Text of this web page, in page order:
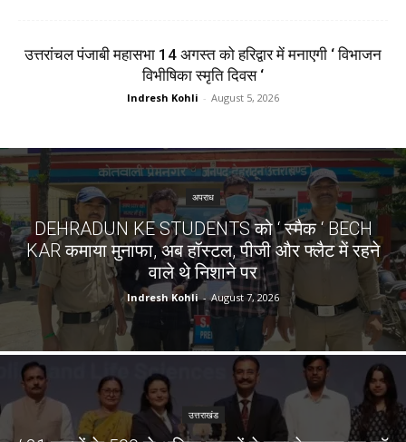
उत्तरांचल पंजाबी महासभा 14 अगस्त को हरिद्वार में मनाएगी ‘ विभाजन
विभीषिका स्मृति दिवस ‘
Indresh Kohli - August 5, 2026
अपराध
DEHRADUN KE STUDENTS को ‘ स्मैक ‘ BECH
KAR कमाया मुनाफा, अब हॉस्टल, पीजी और फ्लैट में रहने
वाले थे निशाने पर
Indresh Kohli - August 7, 2026
उत्तराखंड